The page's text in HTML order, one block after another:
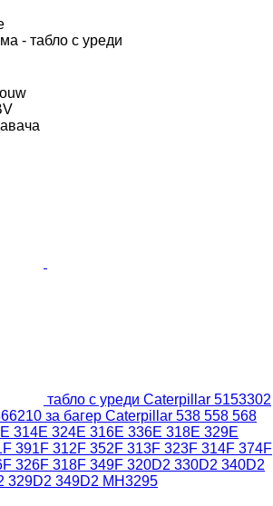
- табло с уреди
табло с уреди Caterpillar 5153302
за багер Caterpillar 538 558 568
314E 324E 316E 336E 318E 329E
391F 312F 352F 313F 323F 314F 374F
326F 318F 349F 320D2 330D2 340D2
329D2 349D2 MH3295